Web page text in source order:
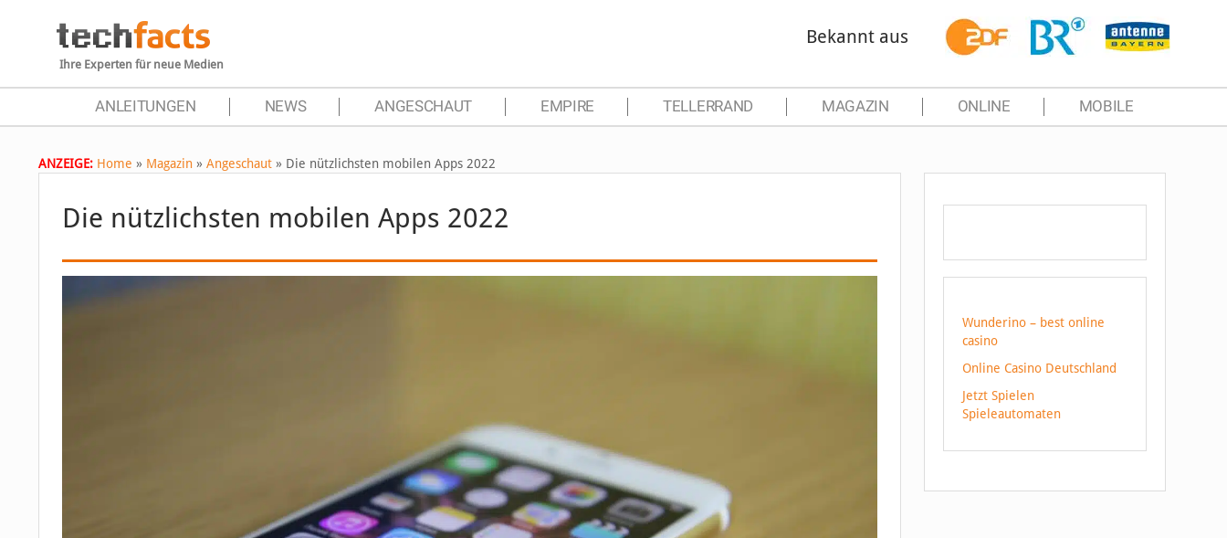
Ihre Experten für neue Medien
Bekannt aus
ANLEITUNGEN NEWS ANGESCHAUT EMPIRE TELLERRAND MAGAZIN ONLINE MOBILE
ANZEIGE: Home » Magazin » Angeschaut » Die nützlichsten mobilen Apps 2022
Die nützlichsten mobilen Apps 2022
Wunderino – best online
casino
Online Casino Deutschland
Jetzt Spielen
Spieleautomaten